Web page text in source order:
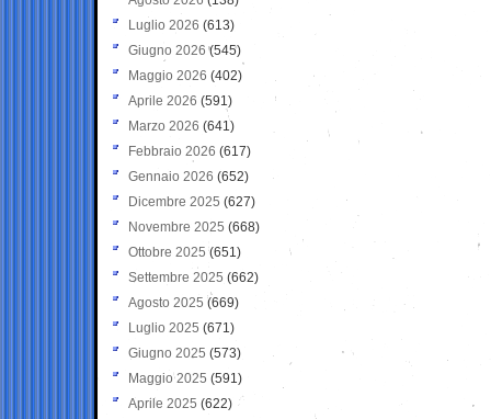
Luglio 2026 (613)
Giugno 2026 (545)
Maggio 2026 (402)
Aprile 2026 (591)
Marzo 2026 (641)
Febbraio 2026 (617)
Gennaio 2026 (652)
Dicembre 2025 (627)
Novembre 2025 (668)
Ottobre 2025 (651)
Settembre 2025 (662)
Agosto 2025 (669)
Luglio 2025 (671)
Giugno 2025 (573)
Maggio 2025 (591)
Aprile 2025 (622)